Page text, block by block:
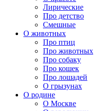
Лирические
Про детство
Смешные
О животных
Про птиц
Про животных
Про собаку
Про кошек
Про лошадей
О грызунах
О родине
О Москве